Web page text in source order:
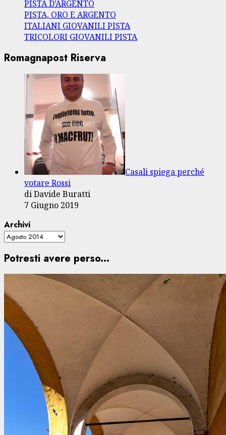
PISTA D’ARGENTO
PISTA, ORO E ARGENTO
ITALIANI GIOVANILI PISTA
TRICOLORI GIOVANILI PISTA
Romagnapost Riserva
Casali spiega perché
votare Rossi
di Davide Buratti
7 Giugno 2019
Archivi
Potresti avere perso...